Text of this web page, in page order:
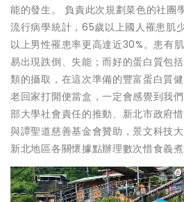
能的發生。 負責此次規劃菜色的社團
流行病學統計，65歲以上國人罹患肌
以上男性罹患率更高達近30%。患有
易出現跌倒、失能；而好的蛋白質包
類的攝取，在這次準備的豐富蛋白質
老回家打開便當盒，一定會感覺到我
部大學社會責任的推動、新北市政府
與譚聖道慈善基金會贊助，景文科技
新北地區各關懷據點辦理數次惜食義煮